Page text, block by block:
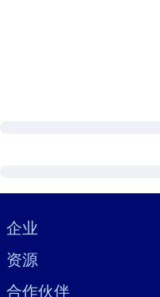
Visually hidden Text
企业
资源
合作伙伴